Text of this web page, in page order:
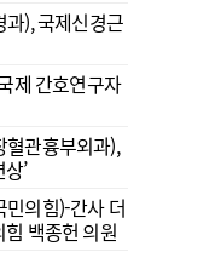
), 국제신경근
제 간호연구자
혈관흉부외과),
’
의힘)-간사 더
백종헌 의원